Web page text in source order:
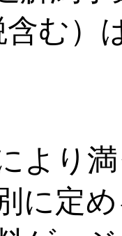
含む）
より
に定